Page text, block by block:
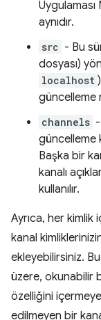
aynıdır.
src - Bu
dosyası)
localhost
güncelleme
channels
güncelleme
Başka bir
kanalı
kullanılır.
Ayrıca, her kimlik
kanal
ekleyebilirsiniz.
üzere, okunabilir
özelliğini
edilmeyen bir